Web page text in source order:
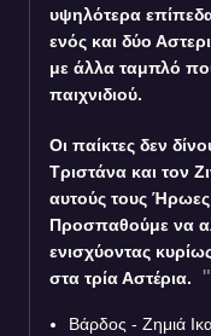
υψηλότερα
ενός και δύο
με άλλα ταμπλό
παιχνιδιού.
Οι παίκτες δεν
Τριστάνα και τον
αυτούς τους Ήρωες
Προσπαθούμε να
ενισχύοντας
στα τρία Αστέρια.
Βάρδος - Ζημιά